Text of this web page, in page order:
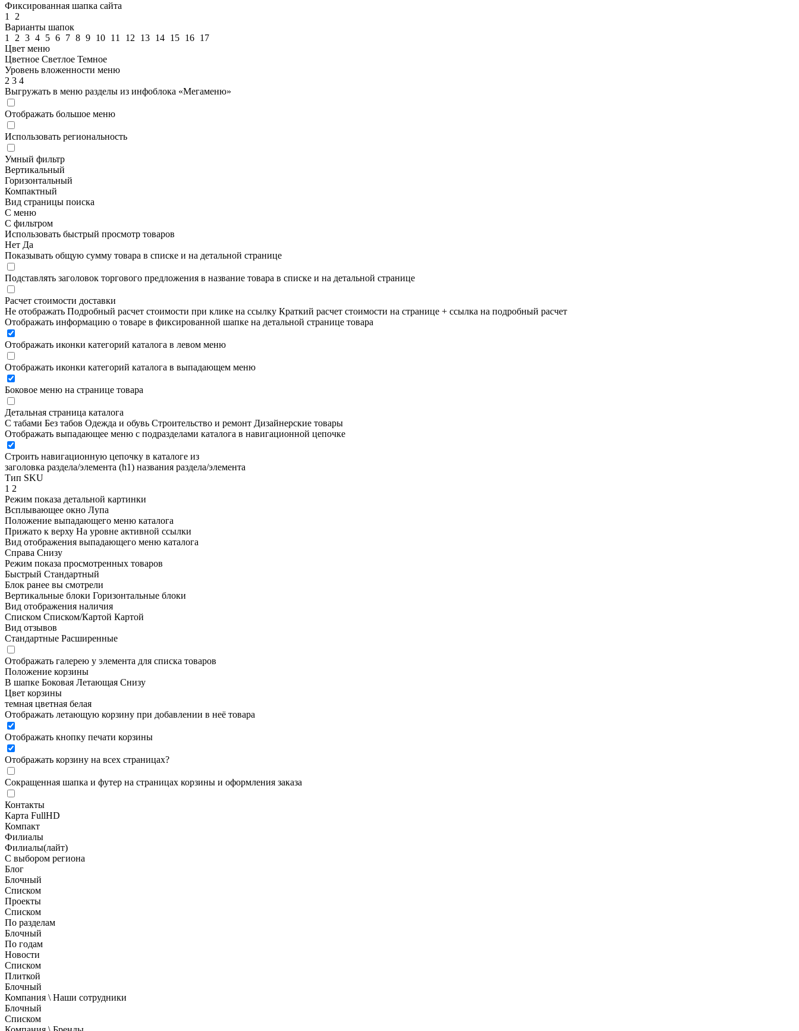
Фиксированная шапка сайта
1
2
Варианты шапок
1
2 3 4 5 6 7 8 9 10 11 12 13 14 15 16 17
Цвет меню
Цветное Светлое Темное
Уровень вложенности меню
2 3 4
Выгружать в меню разделы из инфоблока «Мегаменю»
Отображать большое меню
Использовать региональность
Умный фильтр
Вертикальный
Горизонтальный
Компактный
Вид страницы поиска
С меню
С фильтром
Использовать быстрый просмотр товаров
Нет Да
Показывать общую сумму товара в списке и на детальной странице
Подставлять заголовок торгового предложения в название товара в списке и на детальной странице
Расчет стоимости доставки
Не отображать Подробный расчет стоимости при клике на ссылку Краткий расчет стоимости на странице + ссылка на подробный расчет
Отображать информацию о товаре в фиксированной шапке на детальной странице товара
Отображать иконки категорий каталога в левом меню
Отображать иконки категорий каталога в выпадающем меню
Боковое меню на странице товара
Детальная страница каталога
С табами Без табов Одежда и обувь Строительство и ремонт Дизайнерские товары
Отображать выпадающее меню с подразделами каталога в навигационной цепочке
Строить навигационную цепочку в каталоге из
заголовка раздела/элемента (h1) названия раздела/элемента
Тип SKU
1 2
Режим показа детальной картинки
Всплывающее окно Лупа
Положение выпадающего меню каталога
Прижато к верху На уровне активной ссылки
Вид отображения выпадающего меню каталога
Справа Снизу
Режим показа просмотренных товаров
Быстрый Стандартный
Блок ранее вы смотрели
Вертикальные блоки Горизонтальные блоки
Вид отображения наличия
Списком Списком/Картой Картой
Вид отзывов
Стандартные Расширенные
Отображать галерею у элемента для списка товаров
Положение корзины
В шапке Боковая Летающая Снизу
Цвет корзины
темная цветная белая
Отображать летающую корзину при добавлении в неё товара
Отображать кнопку печати корзины
Отображать корзину на всех страницах?
Сокращенная шапка и футер на страницах корзины и оформления заказа
Контакты
Карта FullHD
Компакт
Филиалы
Филиалы(лайт)
С выбором региона
Блог
Блочный
Списком
Проекты
Списком
По разделам
Блочный
По годам
Новости
Списком
Плиткой
Блочный
Компания \ Наши сотрудники
Блочный
Списком